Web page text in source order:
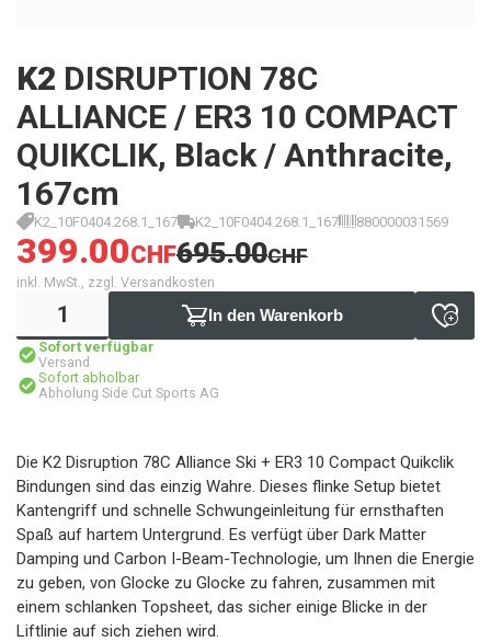
K2 DISRUPTION 78C
ALLIANCE / ER3 10 COMPACT
QUIKCLIK, Black / Anthracite,
167cm
K2_10F0404.268.1_167 K2_10F0404.268.1_167 880000031569
399.00CHF695.00CHF
inkl. MwSt., zzgl. Versandkosten
In den Warenkorb
Sofort verfügbar
Versand
Sofort abholbar
Abholung Side Cut Sports AG
Die K2 Disruption 78C Alliance Ski + ER3 10 Compact Quikclik
Bindungen sind das einzig Wahre. Dieses flinke Setup bietet
Kantengriff und schnelle Schwungeinleitung für ernsthaften
Spaß auf hartem Untergrund. Es verfügt über Dark Matter
Damping und Carbon I-Beam-Technologie, um Ihnen die Energie
zu geben, von Glocke zu Glocke zu fahren, zusammen mit
einem schlanken Topsheet, das sicher einige Blicke in der
Liftlinie auf sich ziehen wird.